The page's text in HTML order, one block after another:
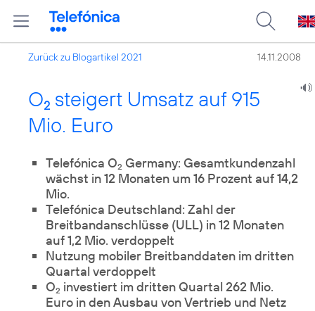
Zurück zu Blogartikel 2021 14.11.2008
O2 steigert Umsatz auf 915
Mio. Euro
Telefónica O2 Germany: Gesamtkundenzahl
wächst in 12 Monaten um 16 Prozent auf 14,2
Mio.
Telefónica Deutschland: Zahl der
Breitbandanschlüsse (ULL) in 12 Monaten
auf 1,2 Mio. verdoppelt
Nutzung mobiler Breitbanddaten im dritten
Quartal verdoppelt
O2 investiert im dritten Quartal 262 Mio.
Euro in den Ausbau von Vertrieb und Netz